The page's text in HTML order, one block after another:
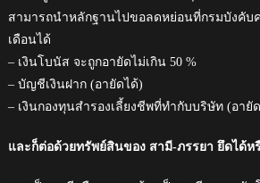
สามารถนำหลักฐานไปขอลดหย่อนที่กรมบังคับ
เดือนได้
– เงินโบนัส จะถูกอายัดไม่เกิน 50 %
– บัญชีเงินฝาก (อายัดได้)
– เงินกองทุนสำรองเลี้ยงชีพที่ทำกับบริษัท (อายั
และก็ต่อด้วยทรัพย์สินของ สามี-ภรรยา ยึดได้ห